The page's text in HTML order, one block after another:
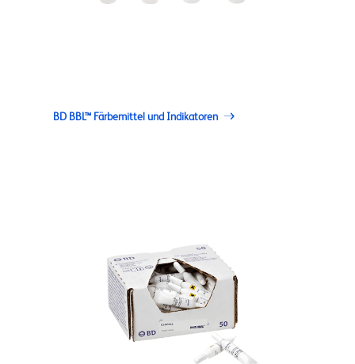
BD BBL™ Färbemittel und Indikatoren